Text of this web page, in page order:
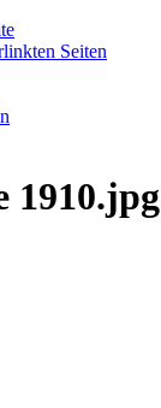
Seiten
1910.jpg